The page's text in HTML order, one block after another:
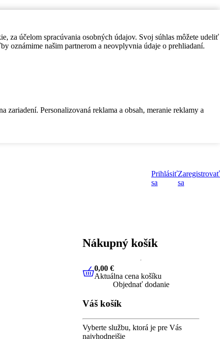
za účelom spracúvania osobných údajov. Svoj súhlas môžete udeliť
oznámime našim partnerom a neovplyvnia údaje o prehliadaní.
Personalizovaná reklama a obsah, meranie reklamy a
Prihlásiť
sa
Zaregistrovať
sa
Nákupný košík
0,00 €Aktuálna cena košíku
0,00 €
Aktuálna cena košíku
Objednať dodanie
Váš košík
Vyberte službu, ktorá je pre Vás
najvhodnejšie